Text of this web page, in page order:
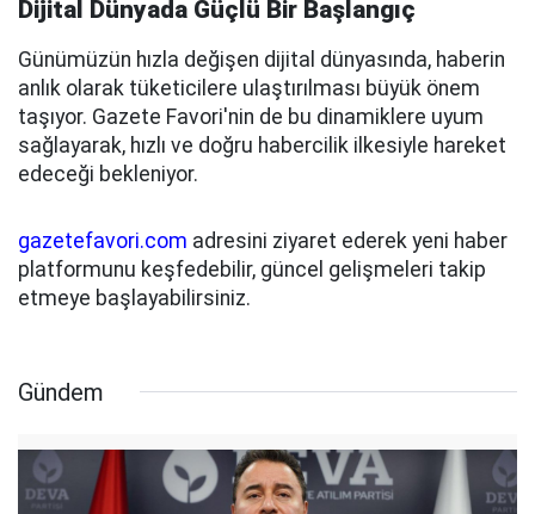
Dijital Dünyada Güçlü Bir Başlangıç
Günümüzün hızla değişen dijital dünyasında, haberin
anlık olarak tüketicilere ulaştırılması büyük önem
taşıyor. Gazete Favori'nin de bu dinamiklere uyum
sağlayarak, hızlı ve doğru habercilik ilkesiyle hareket
edeceği bekleniyor.
gazetefavori.com adresini ziyaret ederek yeni haber
platformunu keşfedebilir, güncel gelişmeleri takip
etmeye başlayabilirsiniz.
Gündem